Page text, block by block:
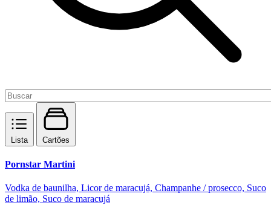
Lista Cartões
Pornstar Martini
Vodka de baunilha, Licor de maracujá, Champanhe / prosecco, Suco
de limão, Suco de maracujá